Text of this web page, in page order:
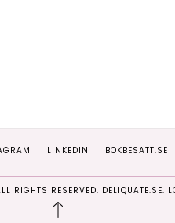
LINKEDIN BOKBESATT.SE
RIGHTS RESERVED. DELIQUATE.SE.